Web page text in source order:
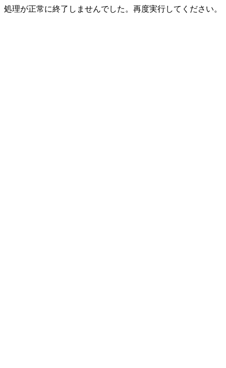
処理が正常に終了しませんでした。再度実行してください。